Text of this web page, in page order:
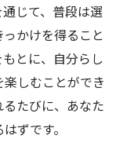
けるためのヒ
な出会い
のスタイル
新しい視点
じて、普段は選
かけを得ること
とに、自分らし
しむことができ
たびに、あなた
ずです。